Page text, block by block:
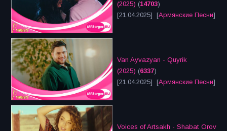
(2025) (14703)
[21.04.2025] [Армянские Песни]
Van Ayvazyan - Quyrik
(2025) (6337)
[21.04.2025] [Армянские Песни]
Voices of Artsakh - Shabat Orov